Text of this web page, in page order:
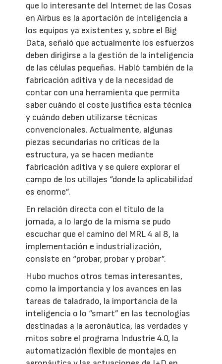
que lo interesante del Internet de las Cosas
en Airbus es la aportación de inteligencia a
los equipos ya existentes y, sobre el Big
Data, señaló que actualmente los esfuerzos
deben dirigirse a la gestión de la inteligencia
de las células pequeñas. Habló también de la
fabricación aditiva y de la necesidad de
contar con una herramienta que permita
saber cuándo el coste justifica esta técnica
y cuándo deben utilizarse técnicas
convencionales. Actualmente, algunas
piezas secundarias no críticas de la
estructura, ya se hacen mediante
fabricación aditiva y se quiere explorar el
campo de los utillajes “donde la aplicabilidad
es enorme”.
En relación directa con el título de la
jornada, a lo largo de la misma se pudo
escuchar que el camino del MRL 4 al 8, la
implementación e industrialización,
consiste en “probar, probar y probar”.
Hubo muchos otros temas interesantes,
como la importancia y los avances en las
tareas de taladrado, la importancia de la
inteligencia o lo “smart” en las tecnologías
destinadas a la aeronáutica, las verdades y
mitos sobre el programa Industrie 4.0, la
automatización flexible de montajes en